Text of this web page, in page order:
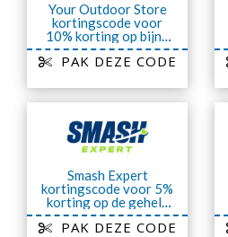
Your Outdoor Store
kortingscode voor
10% korting op bijna
ALLES
PAK DEZE CODE
Smash Expert
kortingscode voor 5%
korting op de gehele
collectie
PAK DEZE CODE